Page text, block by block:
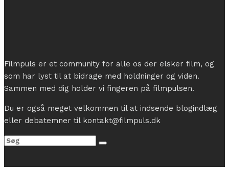
Filmpuls er et community for alle os der elsker film, og
som har lyst til at bidrage med holdninger og viden.
Sammen med dig holder vi fingeren på filmpulsen.
Du er også meget velkommen til at indsende blogindlæg
eller debatemner til kontakt@filmpuls.dk